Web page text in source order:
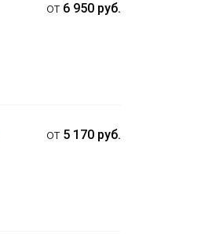
от 6 950 руб.
от 5 170 руб.